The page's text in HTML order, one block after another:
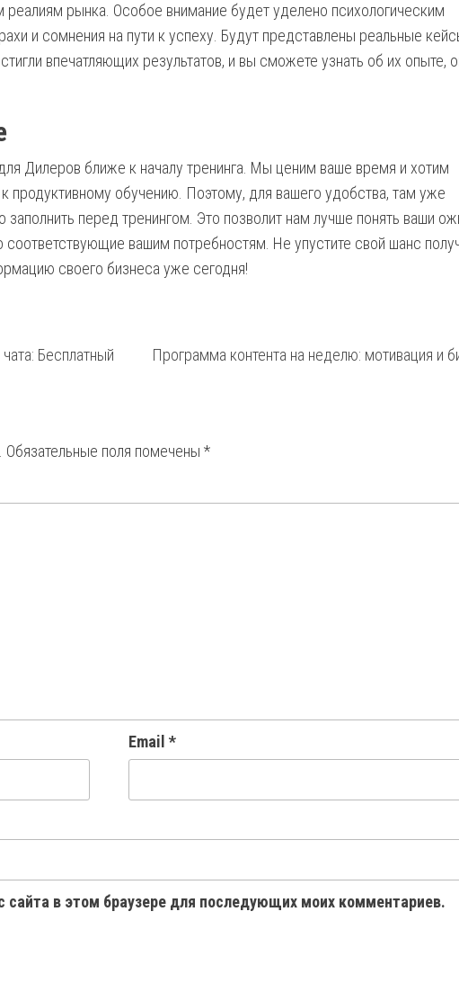
реалиям рынка. Особое внимание будет уделено психологическим
и сомнения на пути к успеху. Будут представлены реальные
впечатляющих результатов, и вы сможете узнать об их опыте,
Дилеров ближе к началу тренинга. Мы ценим ваше время и хотим
продуктивному обучению. Поэтому, для вашего удобства, там уже
перед тренингом. Это позволит нам лучше понять ваши
соответствующие вашим потребностям. Не упустите свой шанс
своего бизнеса уже сегодня!
Бесплатный
Программа контента на неделю: мотивация и
Обязательные поля помечены *
Email *
сайта в этом браузере для последующих моих комментариев.